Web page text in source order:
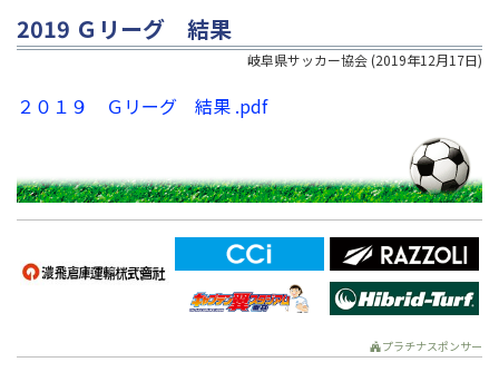
2019 Ｇリーグ 結果
岐阜県サッカー協会 (2019年12月17日)
２０１９ Ｇリーグ 結果 .pdf
プラチナスポンサー